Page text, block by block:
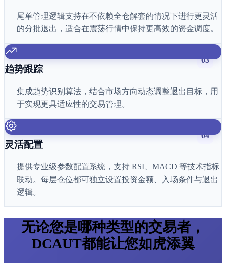
尾单管理逻辑支持在不依赖全仓解套的情况下进行更灵活
的分批退出，适合在震荡行情中保持更高效的资金调度。
03
趋势跟踪
集成趋势识别算法，结合市场方向动态调整退出目标，用
于实现更具适应性的交易管理。
04
灵活配置
提供专业级参数配置系统，支持 RSI、MACD 等技术指标
联动。每层仓位都可独立设置投资金额、入场条件与退出
逻辑。
无论您是哪种类型的交易者，
DCAUT都能让您如虎添翼